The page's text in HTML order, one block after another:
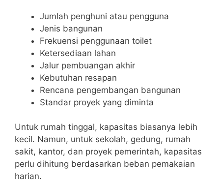
Jumlah penghuni atau pengguna
Jenis bangunan
Frekuensi penggunaan toilet
Ketersediaan lahan
Jalur pembuangan akhir
Kebutuhan resapan
Rencana pengembangan bangunan
Standar proyek yang diminta
Untuk rumah tinggal, kapasitas biasanya lebih
kecil. Namun, untuk sekolah, gedung, rumah
sakit, kantor, dan proyek pemerintah, kapasitas
perlu dihitung berdasarkan beban pemakaian
harian.